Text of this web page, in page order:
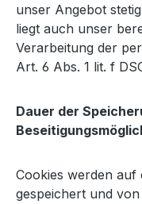
unser Angebot
liegt auch unser
Verarbeitung der
Art. 6 Abs. 1 lit. f
Dauer der
Cookies werden auf
gespeichert und